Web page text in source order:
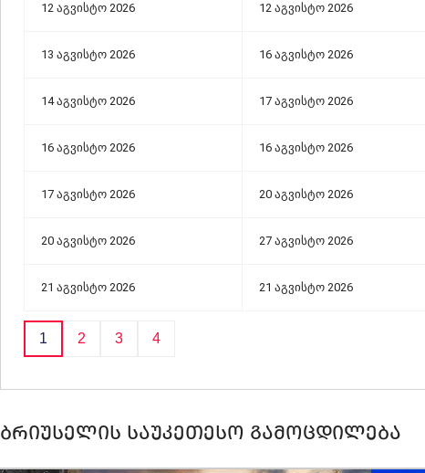
12 აგვისტო 2026 12 აგვისტო 2026
13 აგვისტო 2026 16 აგვისტო 2026
14 აგვისტო 2026 17 აგვისტო 2026
16 აგვისტო 2026 16 აგვისტო 2026
17 აგვისტო 2026 20 აგვისტო 2026
20 აგვისტო 2026 27 აგვისტო 2026
21 აგვისტო 2026 21 აგვისტო 2026
1 2 3 4
ᲑᲠᲘᲣᲡᲔᲚᲘᲡ ᲡᲐᲣᲙᲔᲗᲔᲡᲝ ᲒᲐᲛᲝᲪᲓᲘᲚᲔᲑᲐ